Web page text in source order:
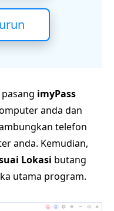
imyPass
anda dan
telefon
anda. Kemudian,
Lokasi butang
utama program.